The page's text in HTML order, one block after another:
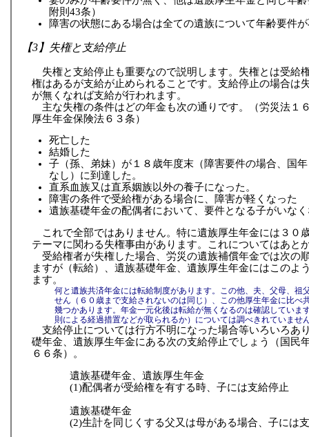
附則43条）
障害の状態にある場合は全ての遺族について年齢要件
【3】失権と支給停止
失権と支給停止も重要なので説明します。失権とは受給
権はあるが支給が止められることです。支給停止の場合は
が無くなれば支給が行われます。
主な失権の条件はどの年金も次の通りです。（労災法１
厚生年金保険法６３条）
死亡した
結婚した
子（孫、弟妹）が１８歳年度末（障害要件の場合、国
なし）に到達した。
直系血族又は直系姻族以外の養子になった。
障害の条件で受給権がある場合に、障害が軽くなった
遺族基礎年金の配偶者において、要件となる子がいな
これで全部ではありません。特に遺族厚生年金には３０
テーマに関わる失権事由があります。これについてはあと
受給権者が失権した場合、労災の遺族補償年金では次の
ますが（転給）、遺族基礎年金、遺族厚生年金にはこのよ
ます。
何と遺族共済年金には転給制度があります。この他、夫、父母、祖
せん（６０歳まで支給されないのは同じ）、この他厚生年金に比べ
幾つかあります。年金一元化後は転給が無くなるのは確認していま
則による経過措置などが取られるか）については調べきれていませ
支給停止については行方不明になった場合等いろいろあ
礎年金、遺族厚生年金にある次の支給停止でしょう（国民
６６条）。
遺族基礎年金、遺族厚生年金
(1)配偶者が受給権を有する時、子には支給停止
遺族基礎年金
(2)生計を同じくする父又は母がある場合、子には